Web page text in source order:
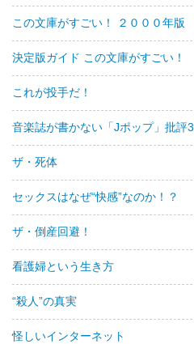
この文庫がすごい！ ２０００年版
決定版ガイド この文庫がすごい！
これが投手だ！
音楽誌が書かない「Jポップ」批評3
ザ・死体
セックスはなぜ“快感”なのか！？
ザ・倒産回避！
看護婦という生き方
“殺人”の真実
怪しいインターネット